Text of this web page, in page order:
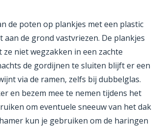
de poten op plankjes met een plastic
de grond vastvriezen. De plankjes
niet wegzakken in een zachte
de gordijnen te sluiten blijft er een
via de ramen, zelfs bij dubbelglas.
en bezem mee te nemen tijdens het
om eventuele sneeuw van het dak
kun je gebruiken om de haringen